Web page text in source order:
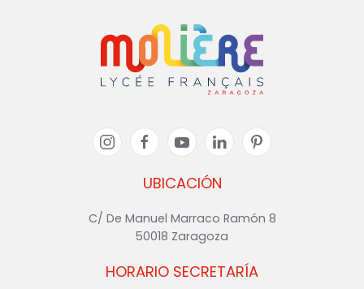
UBICACIÓN
C/ De Manuel Marraco Ramón 8
50018 Zaragoza
HORARIO SECRETARÍA